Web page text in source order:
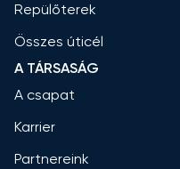
Repülőterek
Összes úticél
A TÁRSASÁG
A csapat
Karrier
Partnereink